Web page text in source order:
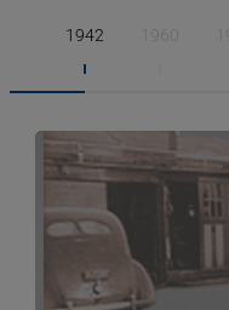
1942 1960